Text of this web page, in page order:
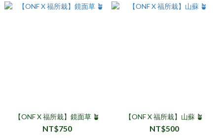
【ONF X 福所栽】鏡面草 🪴
NT$750
【ONF X 福所栽】山蘇 🪴
NT$500